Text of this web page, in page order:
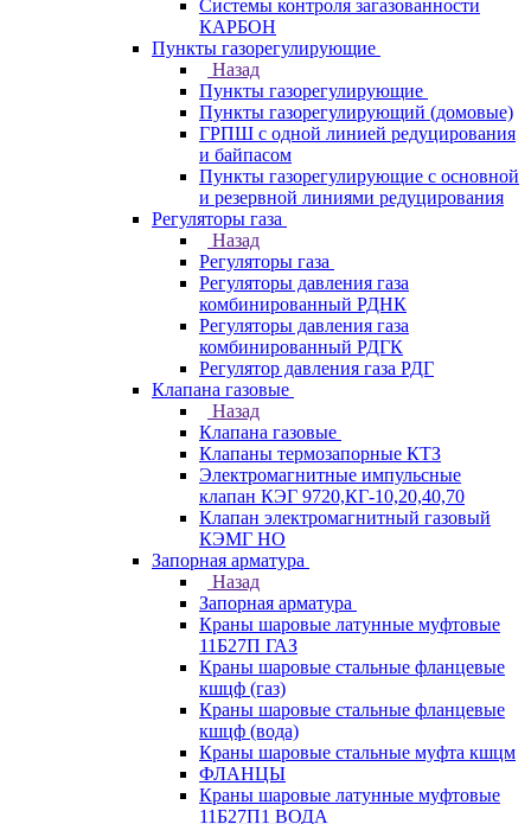
Системы контроля загазованности
КАРБОН
Пункты газорегулирующие
Назад
Пункты газорегулирующие
Пункты газорегулирующий (домовые)
ГРПШ с одной линией редуцирования
и байпасом
Пункты газорегулирующие с основной
и резервной линиями редуцирования
Регуляторы газа
Назад
Регуляторы газа
Регуляторы давления газа
комбинированный РДНК
Регуляторы давления газа
комбинированный РДГК
Регулятор давления газа РДГ
Клапана газовые
Назад
Клапана газовые
Клапаны термозапорные КТЗ
Электромагнитные импульсные
клапан КЭГ 9720,КГ-10,20,40,70
Клапан электромагнитный газовый
КЭМГ НО
Запорная арматура
Назад
Запорная арматура
Краны шаровые латунные муфтовые
11Б27П ГАЗ
Краны шаровые стальные фланцевые
кшцф (газ)
Краны шаровые стальные фланцевые
кшцф (вода)
Краны шаровые стальные муфта кшцм
ФЛАНЦЫ
Краны шаровые латунные муфтовые
11Б27П1 ВОДА